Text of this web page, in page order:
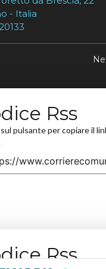
- Italia
Rss
pulsante per copiare il
Rss